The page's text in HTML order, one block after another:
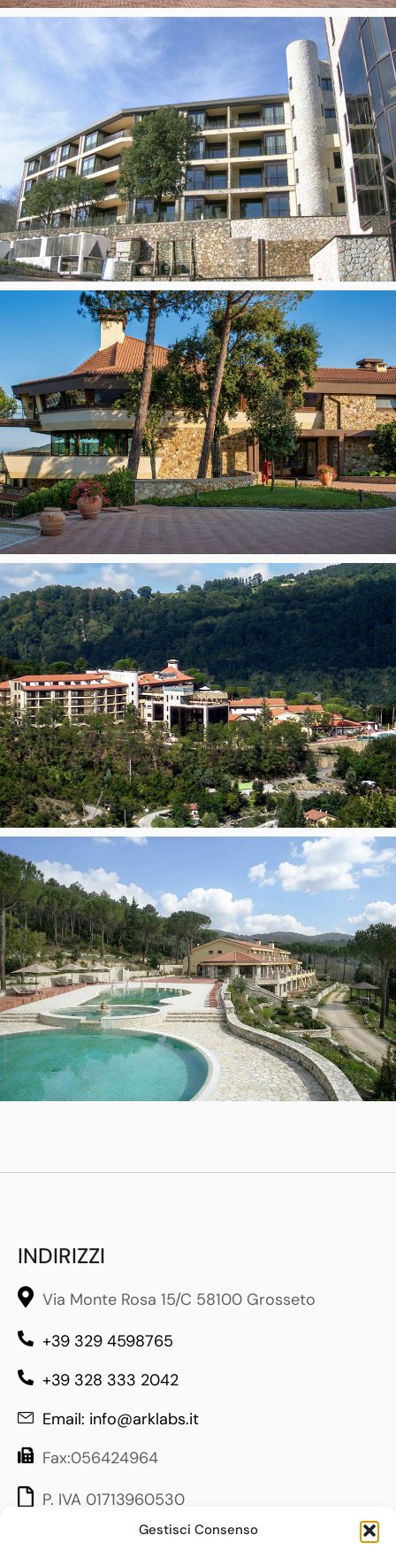
Gestisci Consenso
INDIRIZZI
Via Monte Rosa 15/C 58100 Grosseto
+39 329 4598765
+39 328 333 2042
Email: info@arklabs.it
Fax:056424964
P. IVA 01713960530